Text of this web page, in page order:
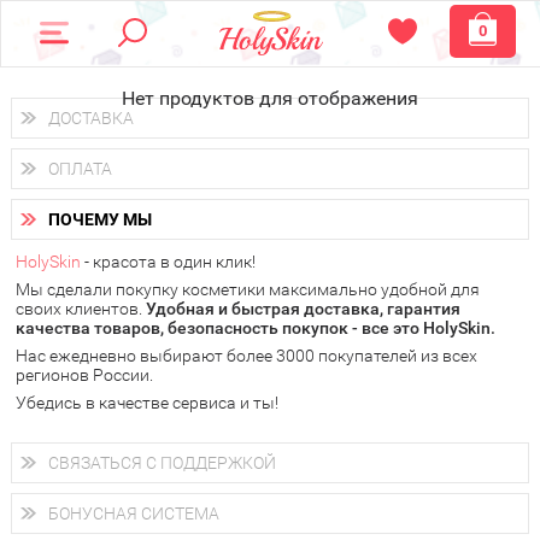
0
Нет продуктов для отображения
ДОСТАВКА
Доставка осуществляетсяпо всем городам России.
Вы можете выбрать доставку курьером, Почтой России или
получить заказ в пунктах выдачи PickPoint или пункте
самовывоза.
В 20 городах России доставка осуществляется ужена
следующий день.
у Вас всегда есть возможность получитьбесплатную
доставку от HolySkin.
подробнее об условиях доставки и оплаты в Вашем городе
ОПЛАТА
Вы можете оплатить свой заказ любым удобным способом:
наличными деньгами (
через интернет-банк (Альфа-банк, Сбербанк) и другими
электронными способами.
ПОЧЕМУ МЫ
HolySkin - красота в один клик!
Мы сделали покупку косметики максимально удобной для
своих клиентов. Удобная и быстрая доставка, гарантия
качества товаров, безопасность покупок - все это HolySkin.
Нас ежедневно выбирают более 3000 покупателей из всех
регионов России.
Убедись в качестве сервиса и ты!
СВЯЗАТЬСЯ С ПОДДЕРЖКОЙ
+7 (800) 707-24-55
Мы будем рады ответить на все Ваши вопросы по работе
магазина, проконсультировать по товарам, рассказать о
БОНУСНАЯ СИСТЕМА